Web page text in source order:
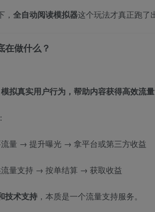
全自动阅读模拟器这个玩法才真正跑了
在做什么？
拟真实用户行为，帮助内容获得高效流
流量 → 提升曝光 → 拿平台或第三方收益
流量支持 → 按单结算 → 获取收益
技术支持 ，本质是一个流量支持服务。